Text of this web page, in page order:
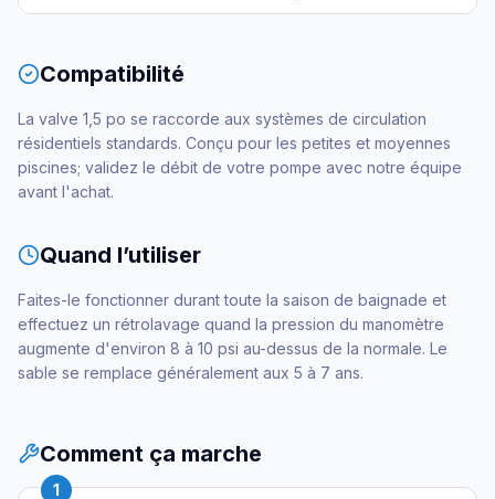
Compatibilité
La valve 1,5 po se raccorde aux systèmes de circulation
résidentiels standards. Conçu pour les petites et moyennes
piscines; validez le débit de votre pompe avec notre équipe
avant l'achat.
Quand l’utiliser
Faites-le fonctionner durant toute la saison de baignade et
effectuez un rétrolavage quand la pression du manomètre
augmente d'environ 8 à 10 psi au-dessus de la normale. Le
sable se remplace généralement aux 5 à 7 ans.
Comment ça marche
1